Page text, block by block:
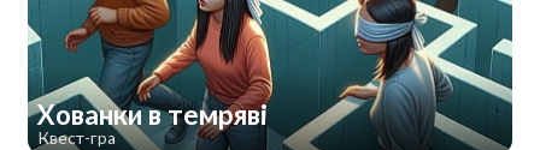
Хованки в темряві
Квест-гра